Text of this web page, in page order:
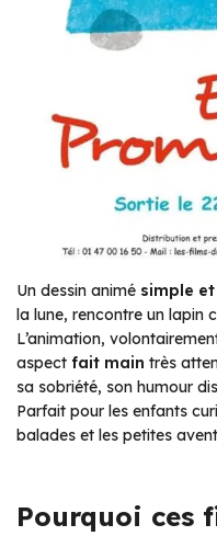
Un dessin animé simple
la lune, rencontre un lapin
L’animation,
aspect fait main très
sa sobriété, son humour
Parfait pour les enfants
balades et les petites
Pourquoi ces